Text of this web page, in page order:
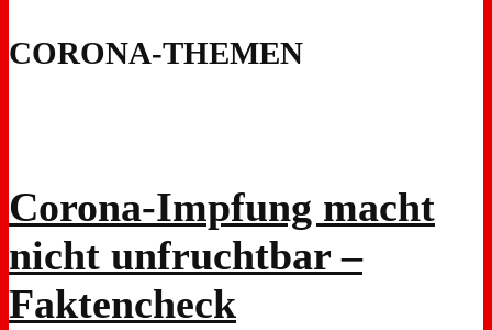
CORONA-THEMEN
Corona-Impfung macht
nicht unfruchtbar –
Faktencheck